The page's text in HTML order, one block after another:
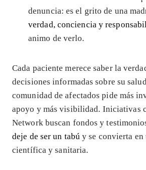
denuncia: es el grito de una
verdad, conciencia y
animo de verlo.
Cada paciente merece saber la
decisiones informadas sobre su
comunidad de afectados pide más
apoyo y más visibilidad. Iniciativas
Network buscan fondos y
deje de ser un tabú y se convierta
científica y sanitaria.